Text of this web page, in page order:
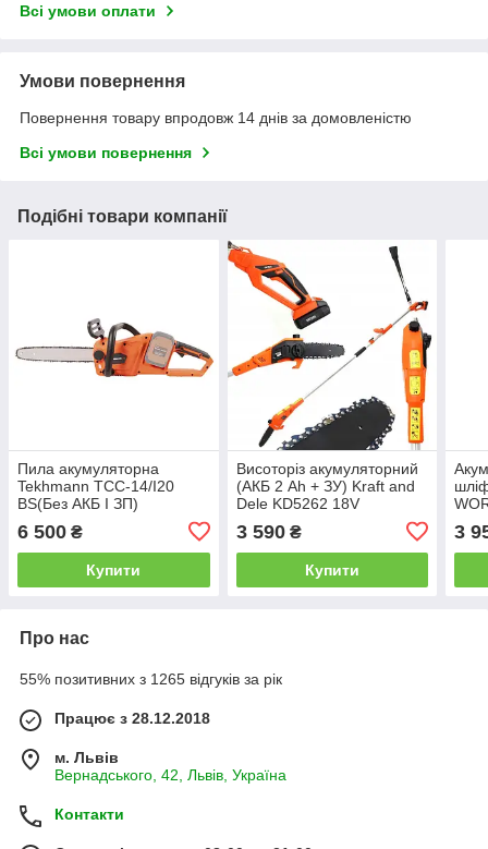
Всі умови оплати
Умови повернення
Повернення товару впродовж 14 днів за домовленістю
Всі умови повернення
Подібні товари компанії
Пила акумуляторна
Tekhmann TCC-14/I20
BS(Без АКБ І ЗП)
6 500 ₴
Купити
Висоторіз акумуляторний
(АКБ 2 Ah + ЗУ) Kraft and
Dele KD5262 18V
3 590₴
Купити
3
Про нас
55% позитивних з 1265 відгуків за рік
Працює з 28.12.2018
м. Львів
Вернадського, 42, Львів, Україна
Контакти